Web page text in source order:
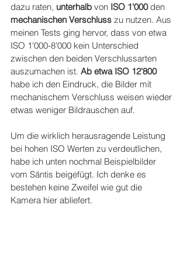
dazu raten, unterhalb von ISO 1'000 den
mechanischen Verschluss zu nutzen. Aus
meinen Tests ging hervor, dass von etwa
ISO 1'000-8'000 kein Unterschied
zwischen den beiden Verschlussarten
auszumachen ist. Ab etwa ISO 12'800
habe ich den Eindruck, die Bilder mit
mechanischem Verschluss weisen wieder
etwas weniger Bildrauschen auf.
Um die wirklich herausragende Leistung
bei hohen ISO Werten zu verdeutlichen,
habe ich unten nochmal Beispielbilder
vom Säntis beigefügt. Ich denke es
bestehen keine Zweifel wie gut die
Kamera hier abliefert.